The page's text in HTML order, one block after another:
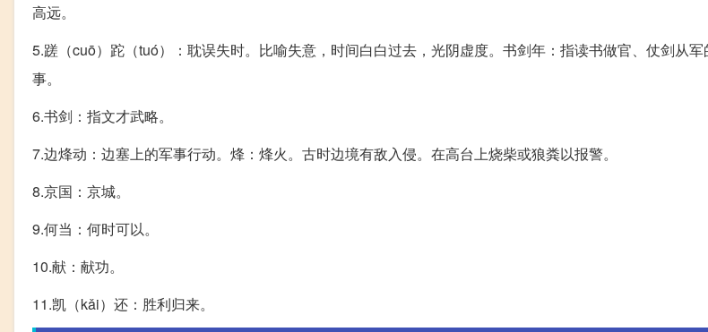
高远。
5.蹉（cuō）跎（tuó）：耽误失时。比喻失意，时间白白过去，光阴虚度。书剑年：指读书做官、仗剑从
事。
6.书剑：指文才武略。
7.边烽动：边塞上的军事行动。烽：烽火。古时边境有敌入侵。在高台上烧柴或狼粪以报警。
8.京国：京城。
9.何当：何时可以。
10.献：献功。
11.凯（kǎi）还：胜利归来。